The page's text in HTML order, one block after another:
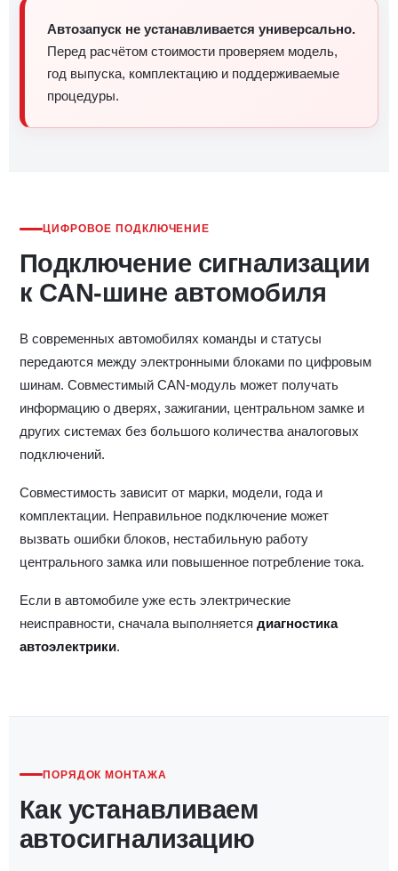
Автозапуск не устанавливается универсально.
Перед расчётом стоимости проверяем модель,
год выпуска, комплектацию и поддерживаемые
процедуры.
ЦИФРОВОЕ ПОДКЛЮЧЕНИЕ
Подключение сигнализации
к CAN-шине автомобиля
В современных автомобилях команды и статусы
передаются между электронными блоками по цифровым
шинам. Совместимый CAN-модуль может получать
информацию о дверях, зажигании, центральном замке и
других системах без большого количества аналоговых
подключений.
Совместимость зависит от марки, модели, года и
комплектации. Неправильное подключение может
вызвать ошибки блоков, нестабильную работу
центрального замка или повышенное потребление тока.
Если в автомобиле уже есть электрические
неисправности, сначала выполняется диагностика
автоэлектрики.
ПОРЯДОК МОНТАЖА
Как устанавливаем
автосигнализацию